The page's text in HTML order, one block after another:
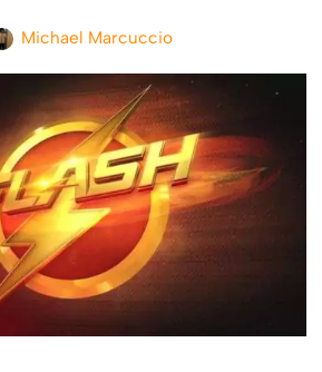
Michael Marcuccio